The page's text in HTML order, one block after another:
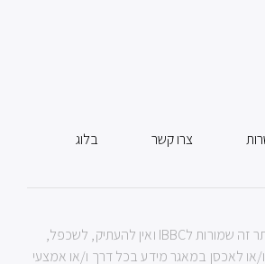
בלוג צרו קשר
כל הזכויות למידע באתר זה שמורות לIBBC ואין להעתיק, לשכפל,
או לאכסן במאגר מידע בכל דרך ו/או אמצעי